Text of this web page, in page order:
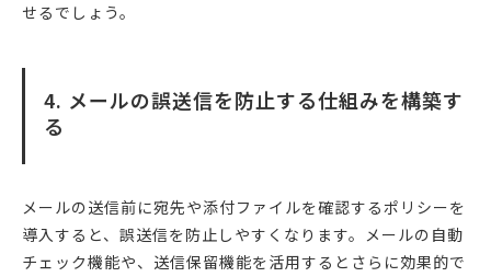
せるでしょう。
4. メールの誤送信を防止する仕組みを構築す
る
メールの送信前に宛先や添付ファイルを確認するポリシーを
導入すると、誤送信を防止しやすくなります。メールの自動
チェック機能や、送信保留機能を活用するとさらに効果的で